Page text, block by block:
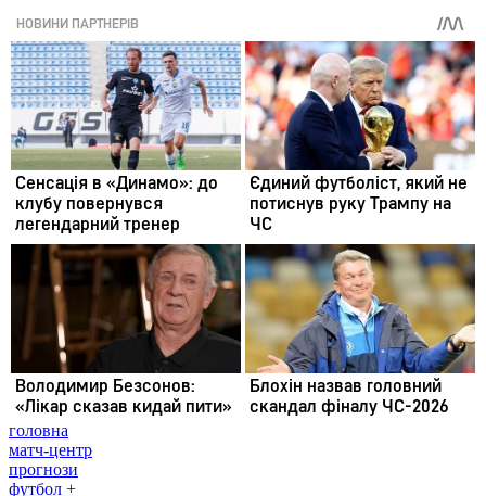
головна
матч-центр
прогнози
футбол +